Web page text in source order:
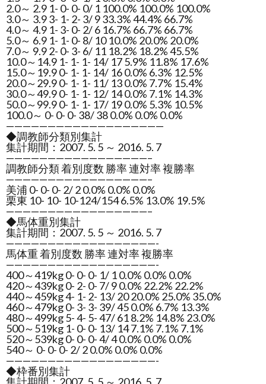
2.0～ 2.9 1- 0- 0- 0/ 1 100.0% 100.0% 100.0%
3.0～ 3.9 3- 1- 2- 3/ 9 33.3% 44.4% 66.7%
4.0～ 4.9 1- 3- 0- 2/ 6 16.7% 66.7% 66.7%
5.0～ 6.9 1- 1- 0- 8/ 10 10.0% 20.0% 20.0%
7.0～ 9.9 2- 0- 3- 6/ 11 18.2% 18.2% 45.5%
10.0～14.9 1- 1- 1- 14/ 17 5.9% 11.8% 17.6%
15.0～19.9 0- 1- 1- 14/ 16 0.0% 6.3% 12.5%
20.0～29.9 0- 1- 1- 11/ 13 0.0% 7.7% 15.4%
30.0～49.9 0- 1- 1- 12/ 14 0.0% 7.1% 14.3%
50.0～99.9 0- 1- 1- 17/ 19 0.0% 5.3% 10.5%
100.0～ 0- 0- 0- 38/ 38 0.0% 0.0% 0.0%
———————————————————
◆調教師分類別集計
集計期間：2007. 5. 5 ～ 2016. 5. 7
—————————————————–
調教師分類 着別度数 勝率 連対率 複勝率
—————————————————–
美浦 0- 0- 0- 2/ 2 0.0% 0.0% 0.0%
栗東 10- 10- 10-124/154 6.5% 13.0% 19.5%
—————————————————–
◆馬体重別集計
集計期間：2007. 5. 5 ～ 2016. 5. 7
——————————————————-
馬体重 着別度数 勝率 連対率 複勝率
——————————————————-
400～419kg 0- 0- 0- 1/ 1 0.0% 0.0% 0.0%
420～439kg 0- 2- 0- 7/ 9 0.0% 22.2% 22.2%
440～459kg 4- 1- 2- 13/ 20 20.0% 25.0% 35.0%
460～479kg 0- 3- 3- 39/ 45 0.0% 6.7% 13.3%
480～499kg 5- 4- 5- 47/ 61 8.2% 14.8% 23.0%
500～519kg 1- 0- 0- 13/ 14 7.1% 7.1% 7.1%
520～539kg 0- 0- 0- 4/ 4 0.0% 0.0% 0.0%
540～ 0- 0- 0- 2/ 2 0.0% 0.0% 0.0%
——————————————————-
◆枠番別集計